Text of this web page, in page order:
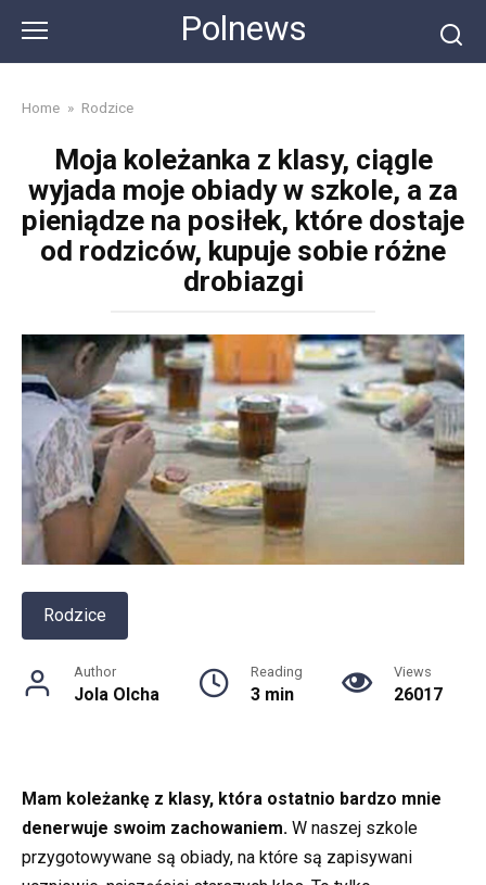
content
Polnews
Home » Rodzice
Moja koleżanka z klasy, ciągle
wyjada moje obiady w szkole, a za
pieniądze na posiłek, które dostaje
od rodziców, kupuje sobie różne
drobiazgi
Rodzice
Author
Jola Olcha
Reading
3 min
Views
26017
Mam koleżankę z klasy, która ostatnio bardzo mnie
denerwuje swoim zachowaniem. W naszej szkole
przygotowywane są obiady, na które są zapisywani